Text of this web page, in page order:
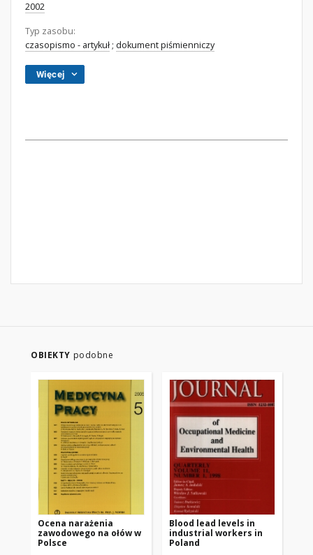
2002
Typ zasobu:
czasopismo - artykuł ; dokument piśmienniczy
Więcej
OBIEKTY podobne
Ocena narażenia
zawodowego na ołów w
Polsce
Blood lead levels in
industrial workers in
Poland